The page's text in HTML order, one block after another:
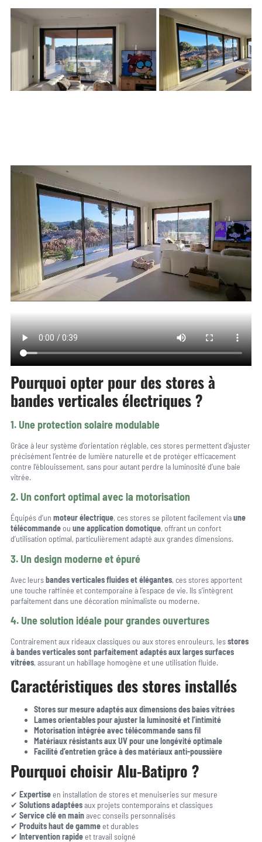
Pourquoi opter pour des stores à
bandes verticales électriques ?
1. Une protection solaire modulable
Grâce à leur système d’orientation réglable, ces stores permettent d’ajuster
précisément l’entrée de lumière naturelle et de protéger efficacement
contre l’éblouissement, sans pour autant perdre la luminosité d’une baie
vitrée.
2. Un confort optimal avec la motorisation
Équipés d’un moteur électrique, ces stores se pilotent facilement viaune
télécommandeou une application domotique, offrant un confort
d’utilisation optimal, particulièrement adapté aux grandes dimensions.
3. Un design moderne et épuré
Avec leursbandes verticales fluides et élégantes, ces stores apportent
une touche raffinée et contemporaine à l’espace de vie. Ils s’intègrent
parfaitement dans une décoration minimaliste ou moderne.
4. Une solution idéale pour grandes ouvertures
Contrairement aux rideaux classiques ou aux stores enrouleurs, lesstores
à bandes verticales sont parfaitement adaptés aux larges surfaces
vitrées, assurant un habillage homogène et une utilisation fluide.
Caractéristiques des stores installés
Stores sur mesure adaptés aux dimensions des baies vitrées
Lames orientables pour ajuster la luminosité et l’intimité
Motorisation intégrée avec télécommande sans fil
Matériaux résistants aux UV pour une longévité optimale
Facilité d’entretien grâce à des matériaux anti-poussière
Pourquoi choisir Alu-Batipro ?
✔ Expertiseen installation de stores et menuiseries sur mesure
✔ Solutions adaptéesaux projets contemporains et classiques
✔ Service clé en mainavec conseils personnalisés
✔ Produits haut de gammeet durables
✔ Intervention rapideet travail soigné